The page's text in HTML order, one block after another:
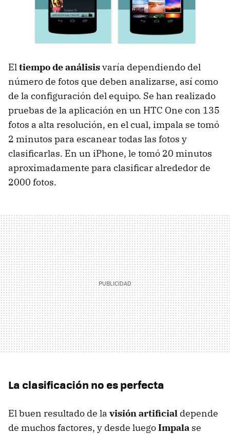
Eltiempo de análisisvaría dependiendo del
número de fotos que deben analizarse, así como
de la configuración del equipo. Se han realizado
pruebas de la aplicación en un HTC One con 135
fotos a alta resolución, en el cual, impala se tomó
2 minutos para escanear todas las fotos y
clasificarlas. En un iPhone, le tomó 20 minutos
aproximadamente para clasificar alrededor de
2000 fotos.
La clasificación no es perfecta
El buen resultado de la visión artificial depende
de muchos factores, y desde luegoImpala se